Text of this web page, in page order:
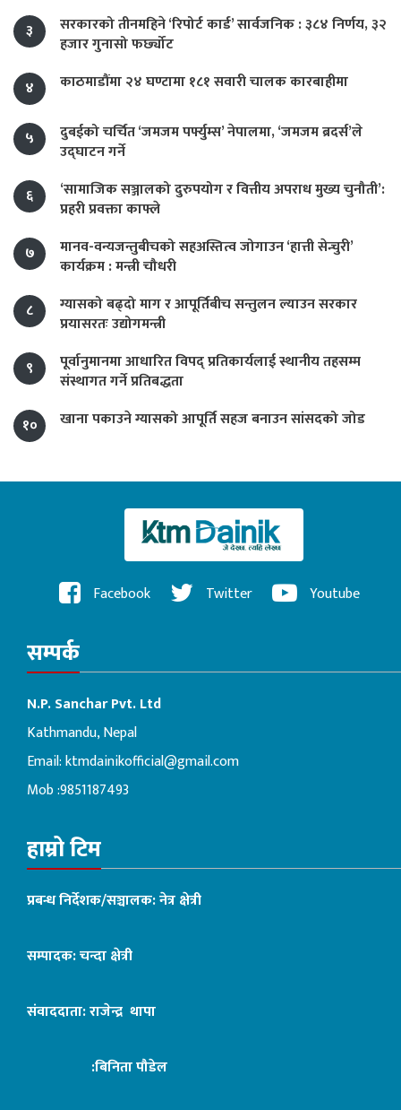
३
सरकारको तीनमहिने ‘रिपोर्ट कार्ड’ सार्वजनिक : ३८४ निर्णय, ३२
हजार गुनासो फर्छ्योट
४
काठमाडौंमा २४ घण्टामा १८१ सवारी चालक कारबाहीमा
५
दुबईको चर्चित ‘जमजम पर्फ्युम्स’ नेपालमा, ‘जमजम ब्रदर्स’ले
उद्घाटन गर्ने
६
‘सामाजिक सञ्जालको दुरुपयोग र वित्तीय अपराध मुख्य चुनौती’:
प्रहरी प्रवक्ता काफ्ले
७
मानव-वन्यजन्तुबीचको सहअस्तित्व जोगाउन ‘हात्ती सेन्चुरी’
कार्यक्रम : मन्त्री चौधरी
८
ग्यासको बढ्दो माग र आपूर्तिबीच सन्तुलन ल्याउन सरकार
प्रयासरतः उद्योगमन्त्री
९
पूर्वानुमानमा आधारित विपद् प्रतिकार्यलाई स्थानीय तहसम्म
संस्थागत गर्ने प्रतिबद्धता
१०
खाना पकाउने ग्यासको आपूर्ति सहज बनाउन सांसदको जोड
Facebook Twitter Youtube
सम्पर्क
N.P. Sanchar Pvt. Ltd
Kathmandu, Nepal
Email:ktmdainikofficial@gmail.com
Mob :9851187493
हाम्रो टिम
प्रबन्ध निर्देशक/सञ्चालक: नेत्र क्षेत्री
सम्पादक: चन्दा क्षेत्री
संवाददाता: राजेन्द्र थापा
:बिनिता पौडेल